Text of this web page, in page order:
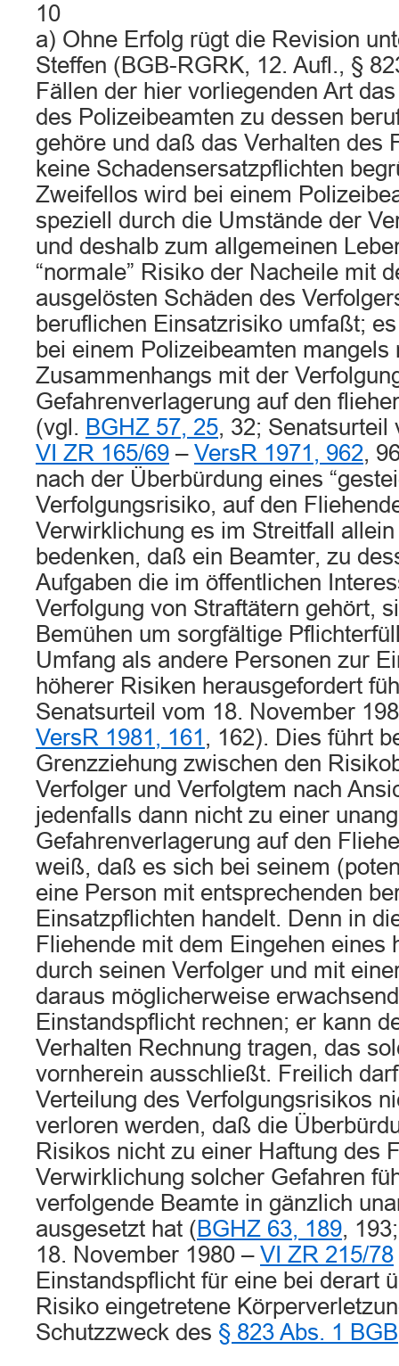
10
a) Ohne Erfolg rügt die Revision
Steffen (BGB-RGRK, 12. Aufl., §
Fällen der hier vorliegenden Art
des Polizeibeamten zu dessen
gehöre und daß das Verhalten des
keine Schadensersatzpflichten
Zweifellos wird bei einem
speziell durch die Umstände der
und deshalb zum allgemeinen
“normale” Risiko der Nacheile mit
ausgelösten Schäden des
beruflichen Einsatzrisiko umfaßt;
bei einem Polizeibeamten mangels
Zusammenhangs mit der
Gefahrenverlagerung auf den
(vgl. BGHZ 57, 25, 32; Senatsurteil
VI ZR 165/69 – VersR 1971, 962,
nach der Überbürdung eines
Verfolgungsrisiko, auf den
Verwirklichung es im Streitfall
bedenken, daß ein Beamter, zu
Aufgaben die im öffentlichen
Verfolgung von Straftätern gehört,
Bemühen um sorgfältige
Umfang als andere Personen zur
höherer Risiken herausgefordert
Senatsurteil vom 18. November
VersR 1981, 161 , 162). Dies führt
Grenzziehung zwischen den
Verfolger und Verfolgtem nach
jedenfalls dann nicht zu einer
Gefahrenverlagerung auf den
weiß, daß es sich bei seinem
eine Person mit entsprechenden
Einsatzpflichten handelt. Denn in
Fliehende mit dem Eingehen eines
durch seinen Verfolger und mit
daraus möglicherweise
Einstandspflicht rechnen; er kann
Verhalten Rechnung tragen, das
vornherein ausschließt. Freilich
Verteilung des Verfolgungsrisikos
verloren werden, daß die
Risikos nicht zu einer Haftung des
Verwirklichung solcher Gefahren
verfolgende Beamte in gänzlich
ausgesetzt hat (BGHZ 63, 189,
18. November 1980 – VI ZR 215/78
Einstandspflicht für eine bei derart
Risiko eingetretene
Schutzzweck des § 823 Abs. 1 BGB